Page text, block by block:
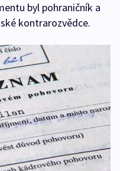
byl pohraničník a
kontrarozvědce.